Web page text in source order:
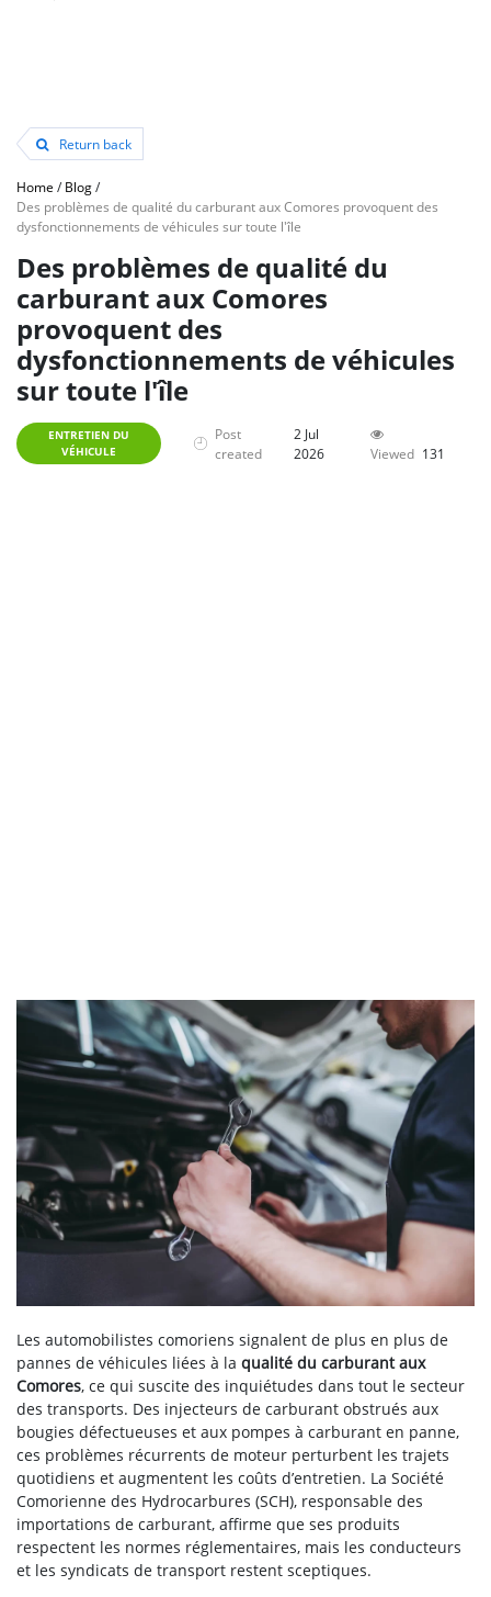
Return back
Home /Blog/
Des problèmes de qualité du carburant aux Comores provoquent des
dysfonctionnements de véhicules sur toute l'île
Des problèmes de qualité du
carburant aux Comores
provoquent des
dysfonctionnements de véhicules
sur toute l'île
ENTRETIEN DU
VÉHICULE
Post
created
2 Jul
2026
Viewed 131
Les automobilistes comoriens signalent de plus en plus de
pannes de véhicules liées à la qualité du carburant aux
Comores, ce qui suscite des inquiétudes dans tout le secteur
des transports. Des injecteurs de carburant obstrués aux
bougies défectueuses et aux pompes à carburant en panne,
ces problèmes récurrents de moteur perturbent les trajets
quotidiens et augmentent les coûts d’entretien. La Société
Comorienne des Hydrocarbures (SCH), responsable des
importations de carburant, affirme que ses produits
respectent les normes réglementaires, mais les conducteurs
et les syndicats de transport restent sceptiques.